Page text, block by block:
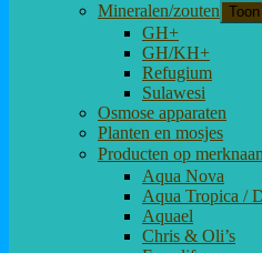
Mineralen/zouten
GH+
GH/KH+
Refugium
Sulawesi
Osmose apparaten
Planten en mosjes
Producten op
Aqua Nova
Aqua Tropica /
Aquael
Chris & Oli’s